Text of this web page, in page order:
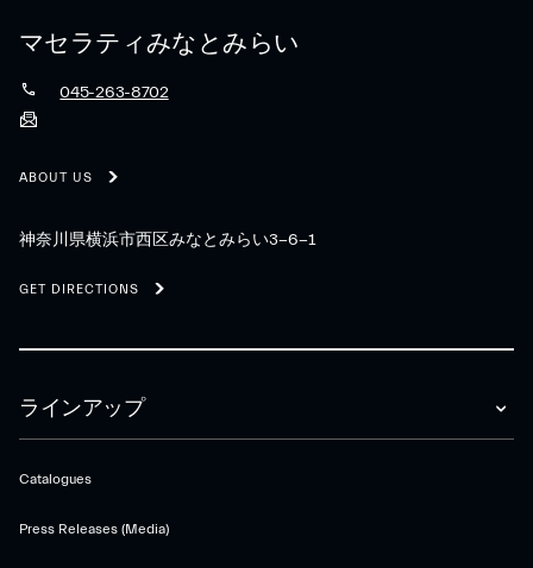
マセラティみなとみらい
045-263-8702
ABOUT US
神奈川県横浜市西区みなとみらい3-6-1
GET DIRECTIONS
ラインアップ
Catalogues
Press Releases (Media)